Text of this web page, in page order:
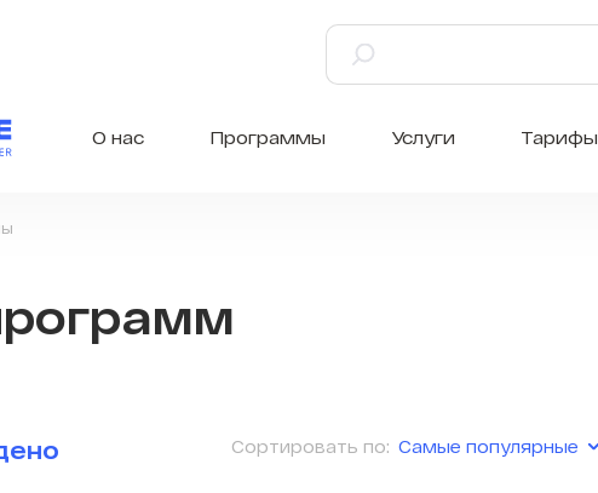
О нас Программы Услуги Тарифы
Сортировать по: Самые популярные